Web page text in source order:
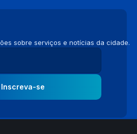
sobre serviços e notícias da cidade.
Inscreva-se